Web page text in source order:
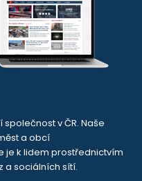
v ČR. Naše
a obcí
je k lidem prostřednictvím
a sociálních sítí.